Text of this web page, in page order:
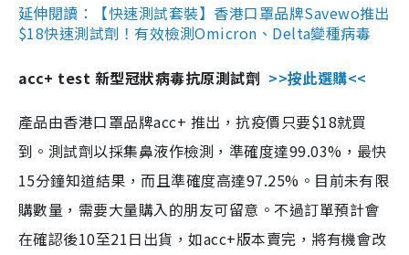
延伸閱讀：【快速測試套裝】香港口罩品牌Savewo推出
$18快速測試劑！有效檢測Omicron、Delta變種病毒
acc+ test 新型冠狀病毒抗原測試劑 >>按此選購<<
產品由香港口罩品牌acc+ 推出，抗疫價只要$18就買
到。測試劑以採集鼻液作檢測，準確度達99.03%，最快
15分鐘知道結果，而且準確度高達97.25%。目前未有限
購數量，需要大量購入的朋友可留意。不過訂單預計會
在確認後10至21日出貨，如acc+版本賣完，將有機會改